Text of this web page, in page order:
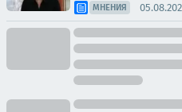
МНЕНИЯ